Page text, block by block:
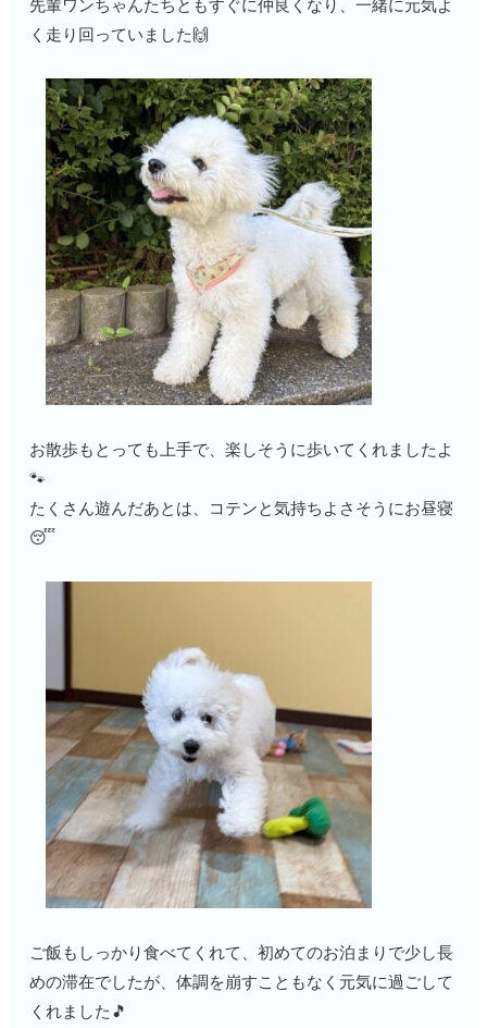
先輩ワンちゃんたちともすぐに仲良くなり、一緒に元気よ
く走り回っていました🙌
お散歩もとっても上手で、楽しそうに歩いてくれましたよ
🐾
たくさん遊んだあとは、コテンと気持ちよさそうにお昼寝
😴
ご飯もしっかり食べてくれて、初めてのお泊まりで少し長
めの滞在でしたが、体調を崩すこともなく元気に過ごして
くれました🎵